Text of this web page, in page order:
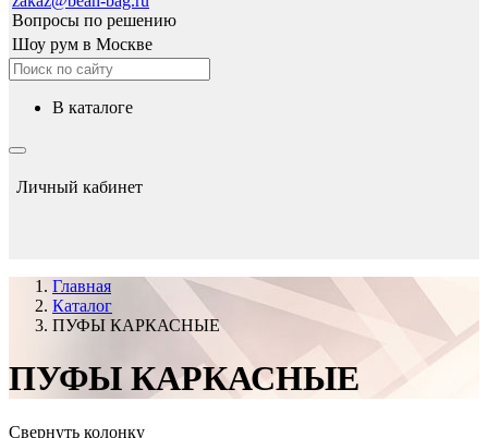
Вопросы по решению
Шоу рум в Москве
в каталоге
Личный кабинет
Главная
Каталог
ПУФЫ КАРКАСНЫЕ
ПУФЫ КАРКАСНЫЕ
Свернуть колонку